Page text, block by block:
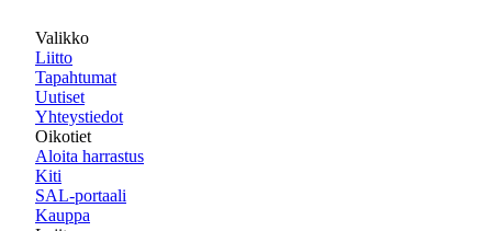
Valikko
Liitto
Tapahtumat
Uutiset
Yhteystiedot
Oikotiet
Aloita harrastus
Kiti
SAL-portaali
Kauppa